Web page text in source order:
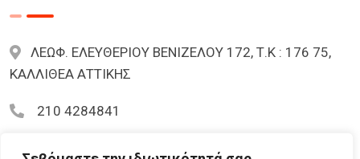
ΛΕΩΦ. ΕΛΕΥΘΕΡΙΟΥ ΒΕΝΙΖΕΛΟΥ 172, Τ.Κ : 176 75,
ΚΑΛΛΙΘΕΑ ΑΤΤΙΚΗΣ
210 4284841
mariazoi.powernumbers@gmail.com